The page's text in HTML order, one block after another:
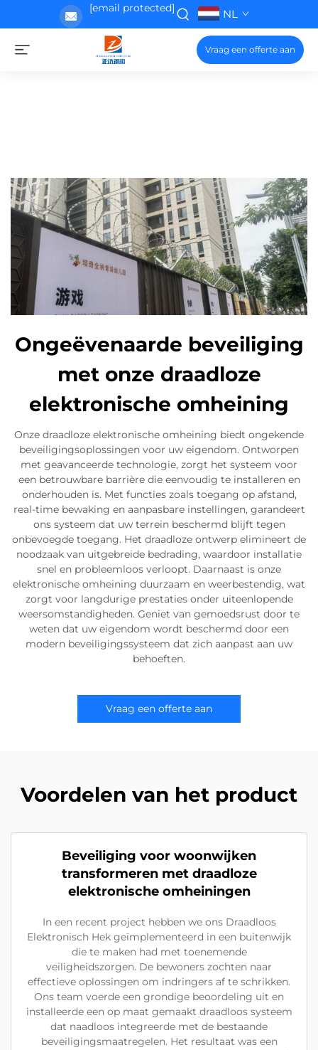
[email protected] NL
Vraag een offerte aan
Ongeëvenaarde beveiliging
met onze draadloze
elektronische omheining
Onze draadloze elektronische omheining biedt ongekende
beveiligingsoplossingen voor uw eigendom. Ontworpen
met geavanceerde technologie, zorgt het systeem voor
een betrouwbare barrière die eenvoudig te installeren en
onderhouden is. Met functies zoals toegang op afstand,
real-time bewaking en aanpasbare instellingen, garandeert
ons systeem dat uw terrein beschermd blijft tegen
onbevoegde toegang. Het draadloze ontwerp elimineert de
noodzaak van uitgebreide bedrading, waardoor installatie
snel en probleemloos verloopt. Daarnaast is onze
elektronische omheining duurzaam en weerbestendig, wat
zorgt voor langdurige prestaties onder uiteenlopende
weersomstandigheden. Geniet van gemoedsrust door te
weten dat uw eigendom wordt beschermd door een
modern beveiligingssysteem dat zich aanpast aan uw
behoeften.
Vraag een offerte aan
Voordelen van het product
Beveiliging voor woonwijken
transformeren met draadloze
elektronische omheiningen
In een recent project hebben we ons Draadloos
Elektronisch Hek geïmplementeerd in een buitenwijk
die te maken had met toenemende
veiligheidszorgen. De bewoners zochten naar
effectieve oplossingen om indringers af te schrikken.
Ons team voerde een grondige beoordeling uit en
installeerde een op maat gemaakt draadloos systeem
dat naadloos integreerde met de bestaande
beveiligingsmaatregelen. Het resultaat was een